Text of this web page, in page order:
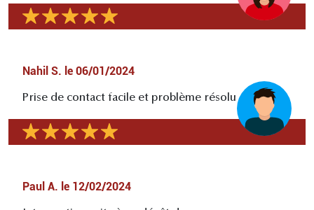
Nahil S. le 06/01/2024
Prise de contact facile et problème résolu
Paul A. le 12/02/2024